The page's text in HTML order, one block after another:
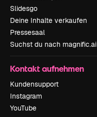
Slidesgo
Deine Inhalte verkaufen
Pressesaal
Suchst du nach magnific.ai
Kontakt aufnehmen
Kundensupport
Instagram
YouTube